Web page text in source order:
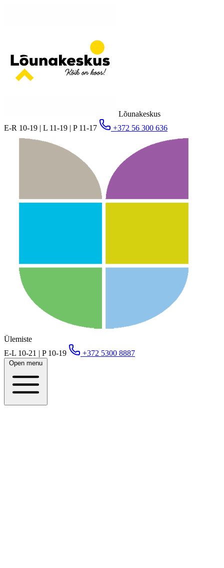
Lõunakeskus
E-R 10-19 | L 11-19 | P 11-17
+372 56 300 636
Ülemiste
E-L 10-21 | P 10-19
+372 5300 8887
Open menu